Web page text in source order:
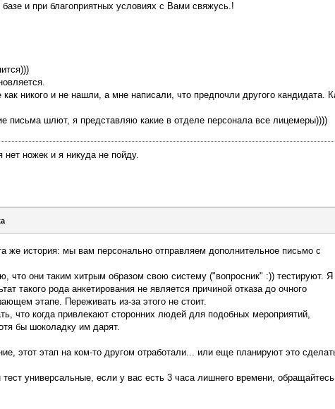
и при благоприятных условиях с Вами свяжусь.!
никого и не нашли, а мне написали, что предпочли другого кандидата.
письма шлют, я представляю какие в отделе персонала все лицемеры))))
ножек и я никуда не пойду.
же история: мы вам персонально отправляем дополнительное письмо с
что они таким хитрым образом свою систему ("вопросник" :)) тестируют. Я
такого рода анкетирования не является причиной отказа до очного
этапе. Переживать из-за этого не стоит.
когда привлекают сторонних людей для подобных мероприятий,
бы шоколадку им дарят.
этот этап на ком-то другом отработали... или еще планируют это
универсальные, если у вас есть 3 часа лишнего времени,